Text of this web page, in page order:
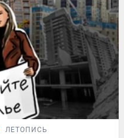
ЛЕТОПИСЬ